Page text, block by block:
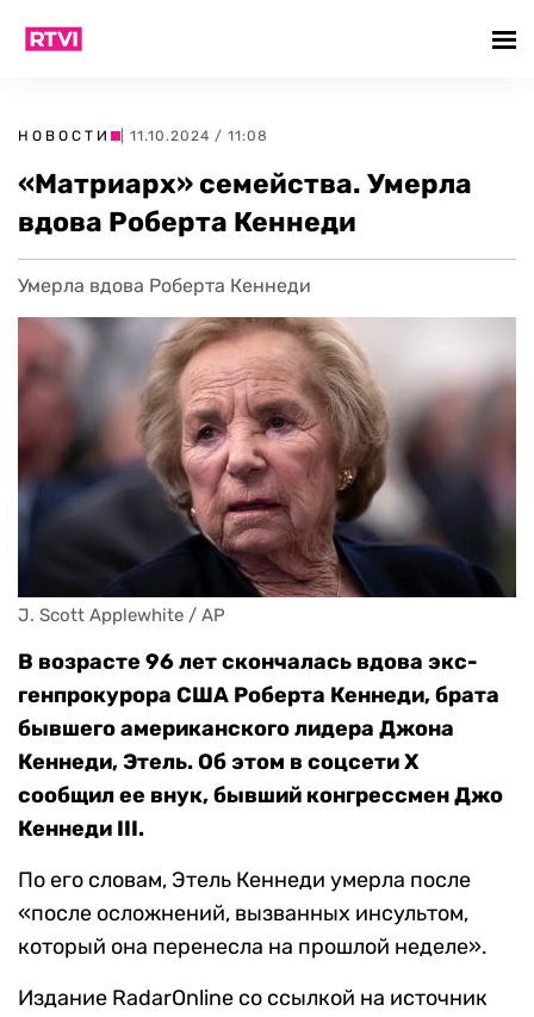
НОВОСТИ | 11.10.2024 / 11:08
«Матриарх» семейства. Умерла
вдова Роберта Кеннеди
Умерла вдова Роберта Кеннеди
J. Scott Applewhite / AP
В возрасте 96 лет скончалась вдова экс-
генпрокурора США Роберта Кеннеди, брата
бывшего американского лидера Джона
Кеннеди, Этель. Об этом в соцсети X
сообщил ее внук, бывший конгрессмен Джо
Кеннеди III.
По его словам, Этель Кеннеди умерла после
«после осложнений, вызванных инсультом,
который она перенесла на прошлой неделе».
Издание RadarOnline со ссылкой на источник